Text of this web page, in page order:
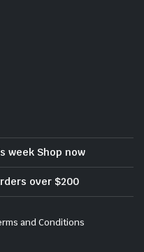
week Shop now
over $200
and Conditions